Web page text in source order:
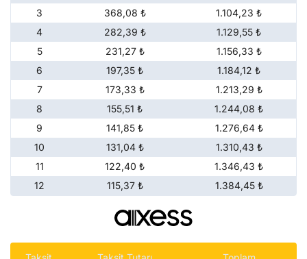
3
368,08 ₺
1.104,23 ₺
4
282,39 ₺
1.129,55 ₺
5
231,27 ₺
1.156,33 ₺
6
197,35 ₺
1.184,12 ₺
7
173,33 ₺
1.213,29 ₺
8
155,51 ₺
1.244,08 ₺
9
141,85 ₺
1.276,64 ₺
10
131,04 ₺
1.310,43 ₺
11
122,40 ₺
1.346,43 ₺
12
115,37 ₺ 1.384,45 ₺